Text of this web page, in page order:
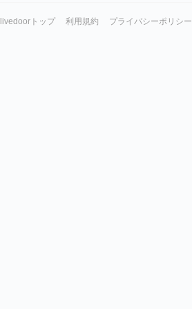
livedoorトップ 利用規約 プライバシーポリシー